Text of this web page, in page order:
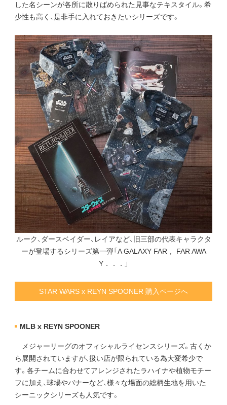
した名シーンが各所に散りばめられた見事なテキスタイル。希
少性も高く、是非手に入れておきたいシリーズです。
ルーク、ダースベイダー、レイアなど、旧三部の代表キャラクタ
ーが登場するシリーズ第一弾「A GALAXY FAR， FAR AWA
Y．．．」
STAR WARS x REYN SPOONER 購入ページへ
MLB x REYN SPOONER
メジャーリーグのオフィシャルライセンスシリーズ。古くか
ら展開されていますが、扱い店が限られている為大変希少で
す。各チームに合わせてアレンジされたラハイナや植物モチー
フに加え、球場やバナーなど、様々な場面の総柄生地を用いた
シーニックシリーズも人気です。